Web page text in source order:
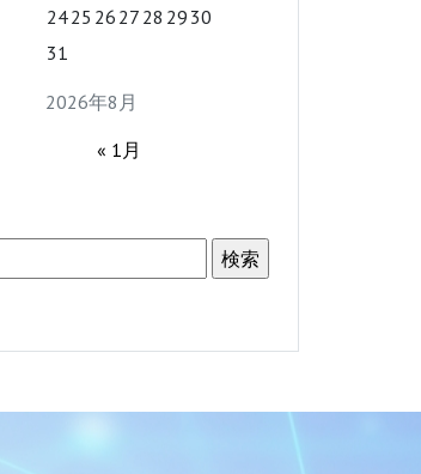
2026年8月
2425 26 27 28 29 30
31
« 1月